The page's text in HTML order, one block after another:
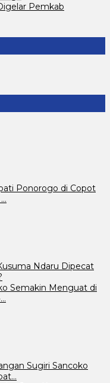
Pemkab
Ponorogo di Copot
Ndaru Dipecat
Semakin Menguat di
Sugiri Sancoko